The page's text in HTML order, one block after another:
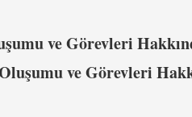
ve Görevleri
ve Görevleri